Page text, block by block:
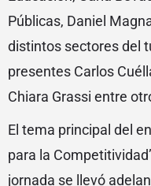
Públicas, Daniel
distintos sectores del
presentes Carlos
Chiara Grassi entre
El tema principal del
para la
jornada se llevó